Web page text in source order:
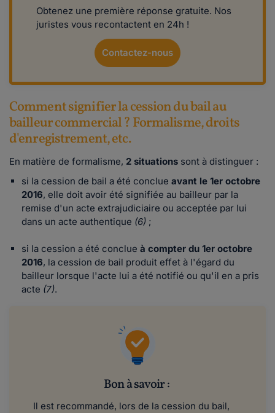
Obtenez une première réponse gratuite. Nos
juristes vous recontactent en 24h !
Contactez-nous
Comment signifier la cession du bail au
bailleur commercial ? Formalisme, droits
d'enregistrement, etc.
En matière de formalisme, 2 situations sont à distinguer :
si la cession de bail a été conclue avant le 1er octobre
2016, elle doit avoir été signifiée au bailleur par la
remise d'un acte extrajudiciaire ou acceptée par lui
dans un acte authentique (6) ;
si la cession a été conclue à compter du 1er octobre
2016, la cession de bail produit effet à l'égard du
bailleur lorsque l'acte lui a été notifié ou qu'il en a pris
acte (7).
Bon à savoir :
Il est recommandé, lors de la cession du bail,